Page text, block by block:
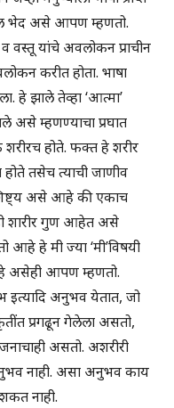
भेद असे आपण म्हणतो.
वस्तू यांचे अवलोकन प्राचीन
करीत होता. भाषा
हे झाले तेव्हा ‘आत्मा’
असे म्हणण्याचा प्रघात
होते. फक्त हे शरीर
होते तसेच त्याची जाणीव
असे आहे की एकाच
शारीर गुण आहेत असे
हे मी ज्या ‘मी’विषयी
असेही आपण म्हणतो.
इत्यादि अनुभव येतात, जो
प्रगढून गेलेला असतो,
असतो. अशरीरी
नाही. असा अनुभव काय
नाही.